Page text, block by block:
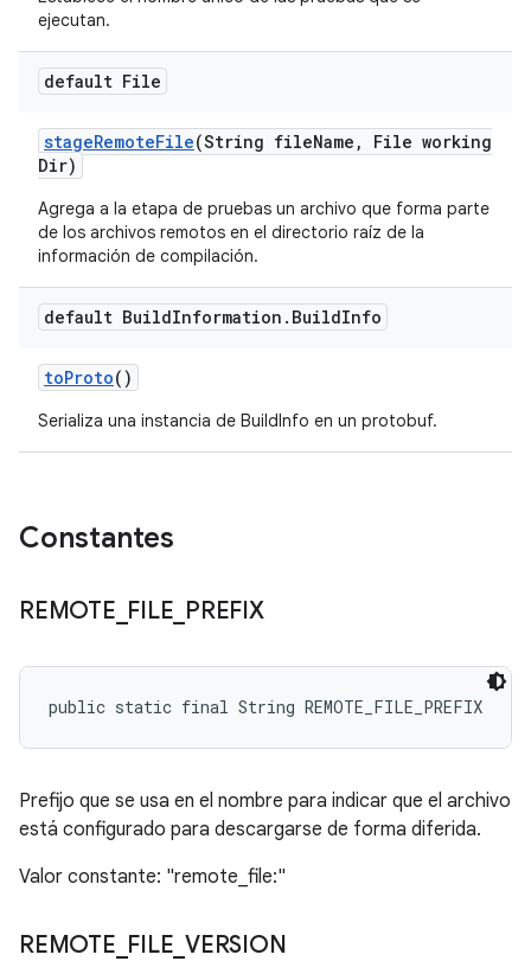
ejecutan.
default File
stageRemoteFile(String fileName ,
File working
Dir)
Agrega a la etapa de pruebas un archivo que forma parte
de los archivos remotos en el directorio raíz de la
información de compilación.
default BuildInformation . BuildInfo
toProto()
Serializa una instancia de BuildInfo en un protobuf.
Constantes
REMOTE FILE PREFIX
public static final String REMOTE_FILE_PREFIX
Prefijo que se usa en el nombre para indicar que el archivo
está configurado para descargarse de forma diferida.
Valor constante: "remote_file:"
REMOTE FILE VERSION